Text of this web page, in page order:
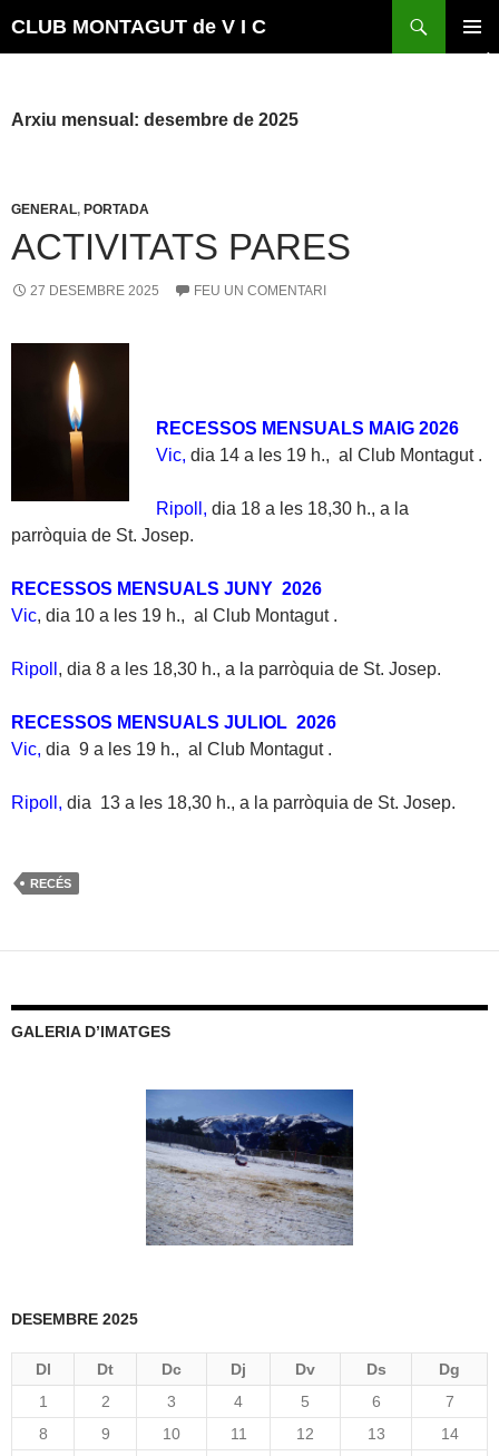
CLUB MONTAGUT de V I C
Arxiu mensual: desembre de 2025
GENERAL, PORTADA
ACTIVITATS PARES
27 DESEMBRE 2025 FEU UN COMENTARI
RECESSOS MENSUALS MAIG 2026
Vic, dia 14 a les 19 h., al Club Montagut .
Ripoll, dia 18 a les 18,30 h., a la
parròquia de St. Josep.
RECESSOS MENSUALS JUNY 2026
Vic, dia 10 a les 19 h., al Club Montagut .
Ripoll , dia 8 a les 18,30 h., a la parròquia de St. Josep.
RECESSOS MENSUALS JULIOL 2026
Vic, dia 9 a les 19 h., al Club Montagut .
Ripoll, dia 13 a les 18,30 h., a la parròquia de St. Josep.
RECÉS
GALERIA D’IMATGES
DESEMBRE 2025
Dl Dt Dc Dj Dv Ds
Dg
1
2 3 4 5 6
7
8
9 10 11 12 13
14